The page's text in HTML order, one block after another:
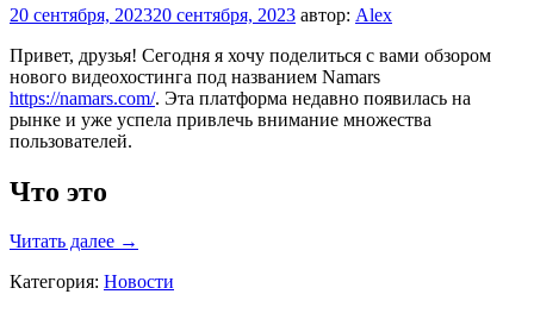
20 сентября, 202320 сентября, 2023 автор: Alex
Привет, друзья! Сегодня я хочу поделиться с вами обзором
нового видеохостинга под названием Namars
https://namars.com/. Эта платформа недавно появилась на
рынке и уже успела привлечь внимание множества
пользователей.
Что это
Читать далее Обзор
видеохостинга
→
Категория: Новости